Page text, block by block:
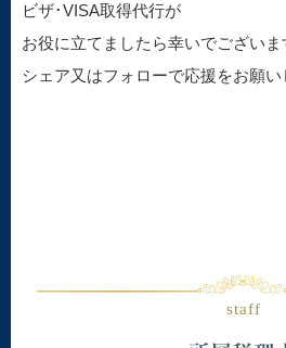
ビザ･VISA取得代行が
お役に立てましたら幸いでございま
シェア又はフォローで応援をお願い
staff